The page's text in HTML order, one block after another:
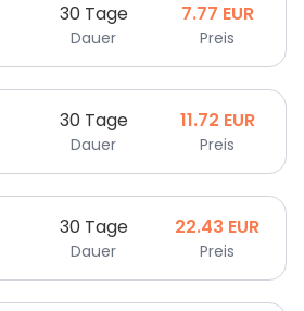
30 Tage
Dauer
7.77 EUR
Preis
30 Tage
Dauer
11.72 EUR
Preis
30 Tage
Dauer
22.43 EUR
Preis